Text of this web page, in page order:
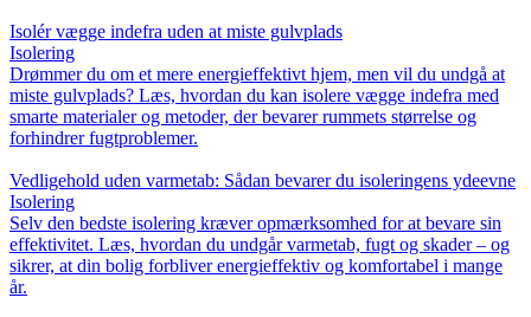
Isolér vægge indefra uden at miste gulvplads
Isolering
Drømmer du om et mere energieffektivt hjem, men vil du undgå at
miste gulvplads? Læs, hvordan du kan isolere vægge indefra med
smarte materialer og metoder, der bevarer rummets størrelse og
forhindrer fugtproblemer.
Vedligehold uden varmetab: Sådan bevarer du isoleringens ydeevne
Isolering
Selv den bedste isolering kræver opmærksomhed for at bevare sin
effektivitet. Læs, hvordan du undgår varmetab, fugt og skader – og
sikrer, at din bolig forbliver energieffektiv og komfortabel i mange
år.